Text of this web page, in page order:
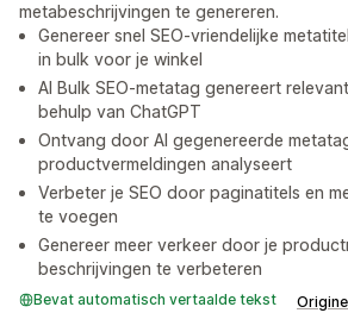
metabeschrijvingen te genereren.
Genereer snel SEO-vriendelijke
in bulk voor je winkel
AI Bulk SEO-metatag genereert
behulp van ChatGPT
Ontvang door AI gegenereerde
productvermeldingen analyseert
Verbeter je SEO door paginatitels en
te voegen
Genereer meer verkeer door je
beschrijvingen te verbeteren
Bevat automatisch vertaalde tekst